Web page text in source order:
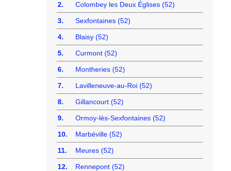
2. Colombey les Deux Églises (52)
3. Sexfontaines (52)
4. Blaisy (52)
5. Curmont (52)
6. Montheries (52)
7. Lavilleneuve-au-Roi (52)
8. Gillancourt (52)
9. Ormoy-lès-Sexfontaines (52)
10. Marbéville (52)
11. Meures (52)
12. Rennepont (52)